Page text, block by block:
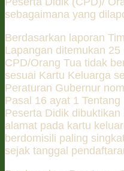
sebagaimana yang
Berdasarkan laporan
Lapangan ditemukan
CPD/Orang Tua tidak
sesuai Kartu Keluarga
Peraturan Gubernur
Pasal 16 ayat 1
Peserta Didik dibuktikan
alamat pada kartu
berdomisili paling
sejak tanggal